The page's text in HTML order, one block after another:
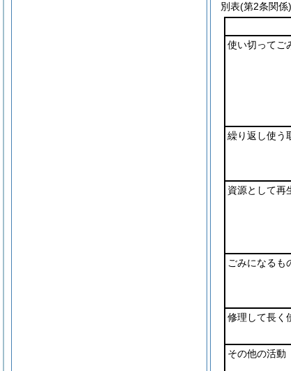
別表(第2条関係)
使い切ってご
繰り返し使う
資源として再
ごみになるも
修理して長く
その他の活動